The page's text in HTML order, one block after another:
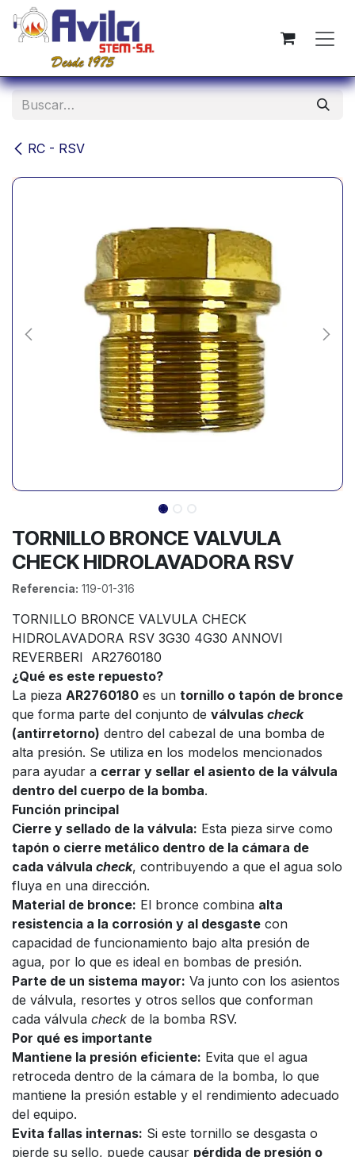
Ir al contenido
RC - RSV
TORNILLO BRONCE VALVULA
CHECK HIDROLAVADORA RSV
Referencia: 119-01-316
TORNILLO BRONCE VALVULA CHECK
HIDROLAVADORA RSV 3G30 4G30 ANNOVI
REVERBERI AR2760180
¿Qué es este repuesto?
La pieza AR2760180 es un tornillo o tapón de bronce
que forma parte del conjunto de válvulas check
(antirretorno) dentro del cabezal de una bomba de
alta presión. Se utiliza en los modelos mencionados
para ayudar a cerrar y sellar el asiento de la válvula
dentro del cuerpo de la bomba.
Función principal
Cierre y sellado de la válvula: Esta pieza sirve como
tapón o cierre metálico dentro de la cámara de
cada válvula check, contribuyendo a que el agua solo
fluya en una dirección.
Material de bronce: El bronce combina alta
resistencia a la corrosión y al desgaste con
capacidad de funcionamiento bajo alta presión de
agua, por lo que es ideal en bombas de presión.
Parte de un sistema mayor: Va junto con los asientos
de válvula, resortes y otros sellos que conforman
cada válvula check de la bomba RSV.
Por qué es importante
Mantiene la presión eficiente: Evita que el agua
retroceda dentro de la cámara de la bomba, lo que
mantiene la presión estable y el rendimiento adecuado
del equipo.
Evita fallas internas: Si este tornillo se desgasta o
pierde su sello, puede causar pérdida de presión o